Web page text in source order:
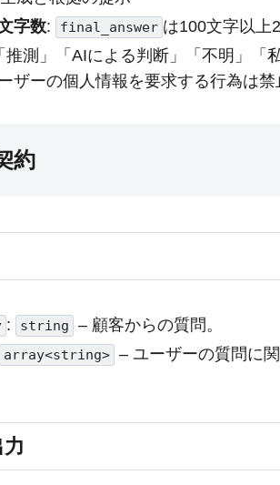
字数: final_answer は100文字以上
推測」「AIによる判断」「不明」「
ザーの個人情報を要求する行為は禁
約
: string – 顧客からの質問。
array<string> – ユーザーの質問に